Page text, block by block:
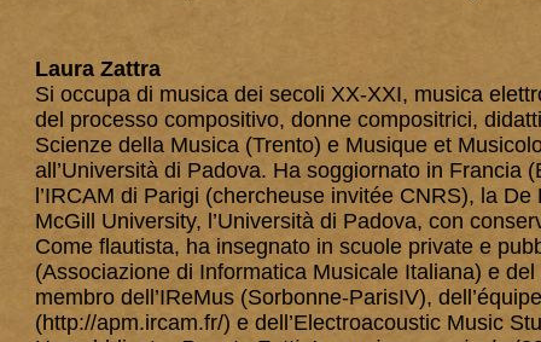
Laura Zattra
Si occupa di musica dei secoli XX-XXI, musica
del processo compositivo, donne compositrici,
Scienze della Musica (Trento) e Musique et
all’Università di Padova. Ha soggiornato in Francia
l’IRCAM di Parigi (chercheuse invitée CNRS), la
McGill University, l’Università di Padova, con
Come flautista, ha insegnato in scuole private e
(Associazione di Informatica Musicale Italiana) e
membro dell’IReMus (Sorbonne-ParisIV),
(http://apm.ircam.fr/) e dell’Electroacoustic Music